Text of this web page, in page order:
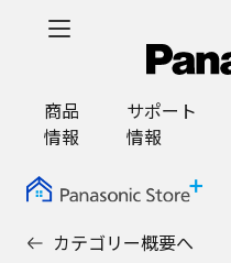
商品
情報
サポート
情報
カテゴリー概要へ